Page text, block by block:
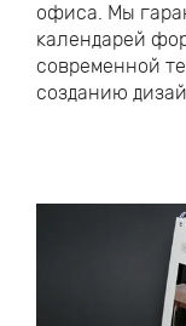
офиса. Мы
календарей
современной
созданию